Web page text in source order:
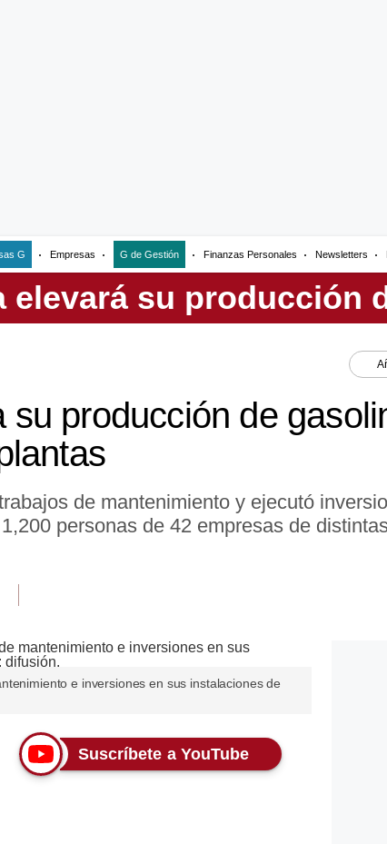
G Empresas G de Gestión Finanzas Personales Newsletters
su producción de
de mantenimiento y ejecutó
personas de 42 empresas de
e inversiones en sus instalaciones de
Suscríbete a YouTube